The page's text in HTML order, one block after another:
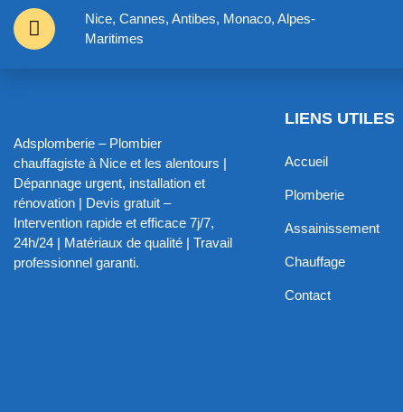
Nice, Cannes, Antibes, Monaco, Alpes-
Maritimes
Adsplomberie – Plombier
chauffagiste à Nice et les alentours |
Dépannage urgent, installation et
rénovation | Devis gratuit –
Intervention rapide et efficace 7j/7,
24h/24 | Matériaux de qualité | Travail
professionnel garanti.
LIENS UTILES
Accueil
Plomberie
Assainissement
Chauffage
Contact